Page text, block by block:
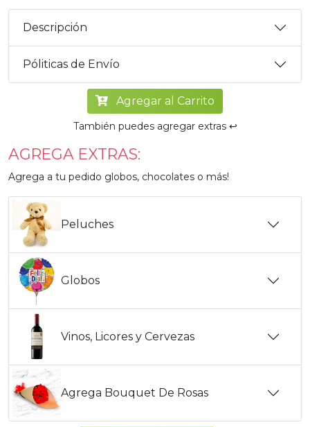
Descripción
Póliticas de Envío
Agregar al Carrito
También puedes agregar extras ↩️
AGREGA EXTRAS:
Agrega a tu pedido globos, chocolates o más!
Peluches
Globos
Vinos, Licores y Cervezas
Agrega Bouquet De Rosas